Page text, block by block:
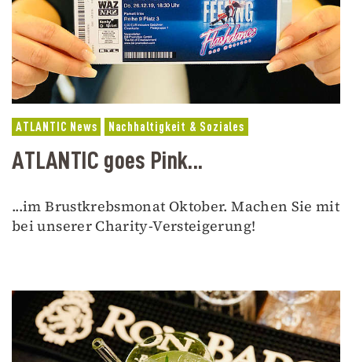
ATLANTIC News Nachhaltigkeit & Soziales
ATLANTIC goes Pink...
...im Brustkrebsmonat Oktober. Machen Sie mit
bei unserer Charity-Versteigerung!